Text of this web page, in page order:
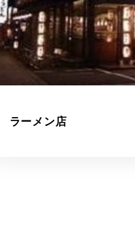
ラーメン店